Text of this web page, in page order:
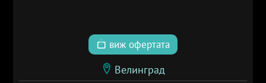
виж офертата
Велинград